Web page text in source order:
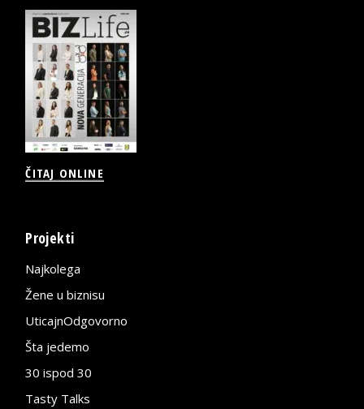
ČITAJ ONLINE
Projekti
Najkolega
Žene u biznisu
UticajnOdgovorno
Šta jedemo
30 ispod 30
Tasty Talks